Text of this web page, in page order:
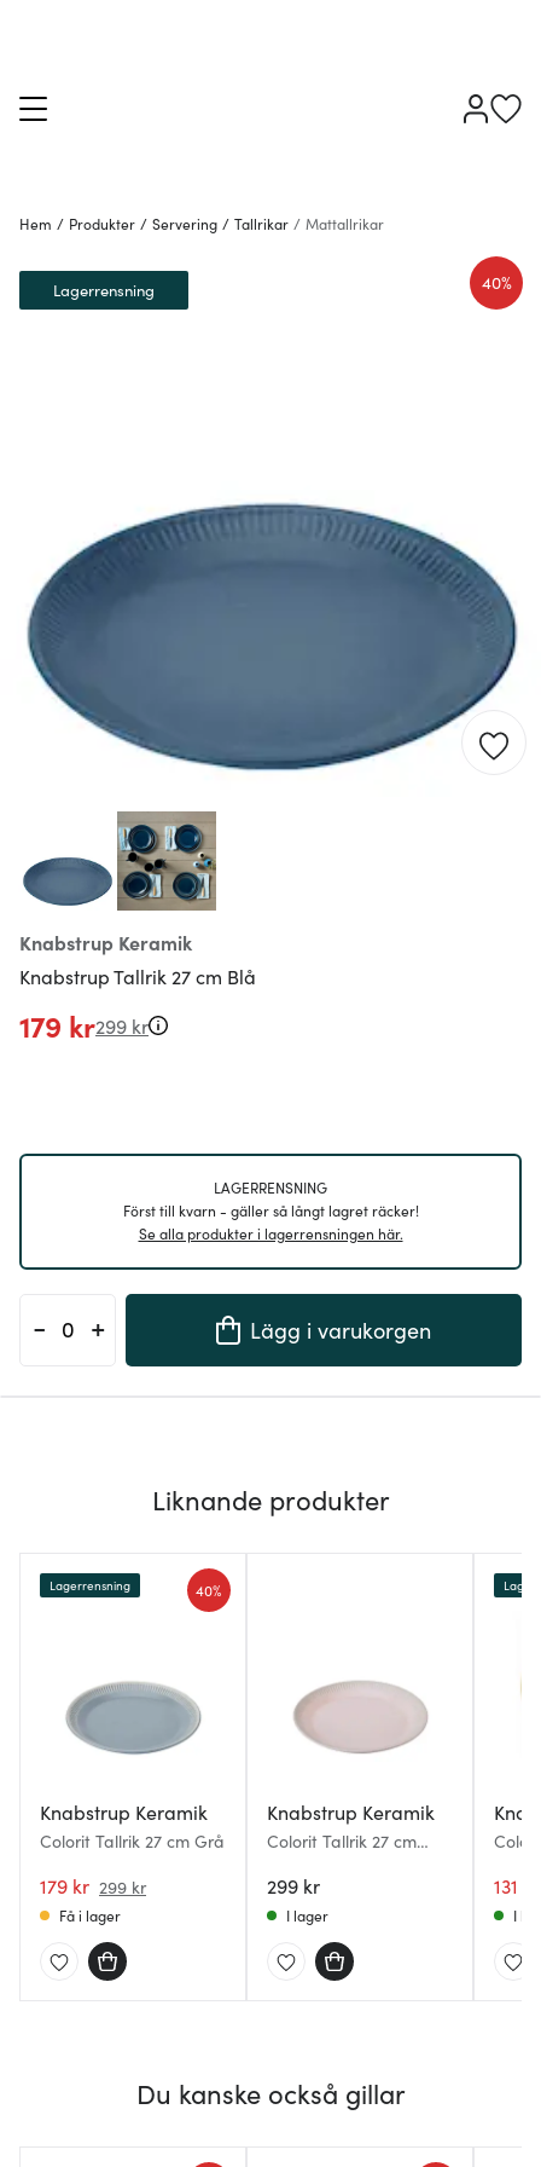
Hem / Produkter / Servering / Tallrikar / Mattallrikar
Knabstrup Keramik
Knabstrup Tallrik 27 cm Blå
40%
Lagerrensning
179 kr299 kr
LAGERRENSNING
Först till kvarn - gäller så långt lagret räcker!
Se alla produkter i lagerrensningen här.
- + Lägg i varukorgen
Liknande produkter
Knabstrup Keramik
Colorit Tallrik 27 cm Grå
179 kr 299 kr
40%
Lagerrensning
Få i lager
Knabstrup Keramik
Colorit Tallrik 27 cm
299 kr
I lager
131 kr
I
Du kanske också gillar